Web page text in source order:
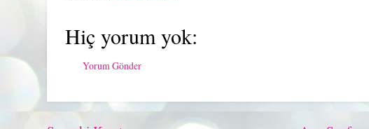
Hiç yorum yok:
Yorum Gönder